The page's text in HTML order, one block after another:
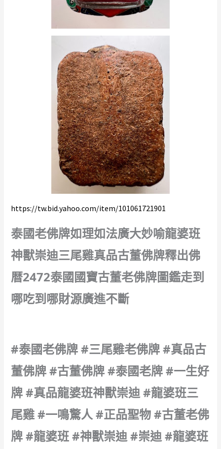
https://tw.bid.yahoo.com/item/101061721901
泰國老佛牌如理如法廣大妙喻龍婆班
神獸崇迪三尾雞真品古董佛牌釋出佛
暦2472泰國國寶古董老佛牌圖鑑走到
哪吃到哪財源廣進不斷
#泰國老佛牌 #三尾雞老佛牌 #真品古
董佛牌 #古董佛牌 #泰國老牌 #一生好
牌 #真品龍婆班神獸崇迪 #龍婆班三
尾雞 #一鳴驚人 #正品聖物 #古董老佛
牌 #龍婆班 #神獸崇迪 #崇迪 #龍婆班